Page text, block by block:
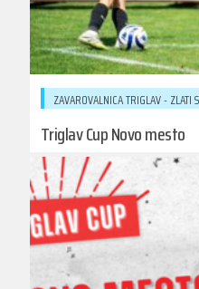
ZAVAROVALNICA TRIGLAV - ZLATI
Triglav Cup Novo mesto